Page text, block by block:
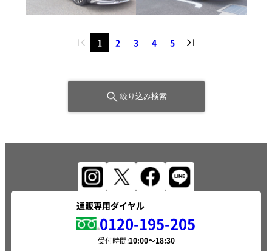
1 2 3 4 5
絞り込み検索
通販専用ダイヤル
0120-195-205
受付時間: